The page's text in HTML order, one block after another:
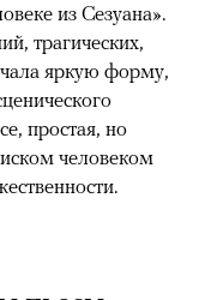
из Сезуана».
трагических,
яркую форму,
простая, но
человеком